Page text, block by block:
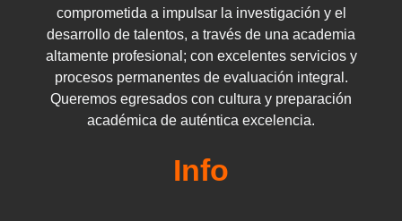
comprometida a impulsar la investigación y el
desarrollo de talentos, a través de una academia
altamente profesional; con excelentes servicios y
procesos permanentes de evaluación integral.
Queremos egresados ​​con cultura y preparación
académica de auténtica excelencia.
Info